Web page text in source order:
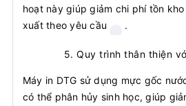
hoạt này giúp giảm chi phí tồn
xuất theo yêu cầu
.
5. Quy trình thân thiện
Máy in DTG sử dụng mực gốc
có thể phân hủy sinh học, giúp